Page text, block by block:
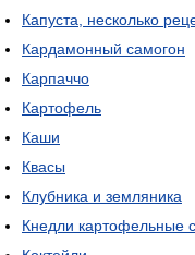
Капуста, несколько
Кардамонный самогон
Карпаччо
Картофель
Каши
Квасы
Клубника и земляника
Кнедли картофельные